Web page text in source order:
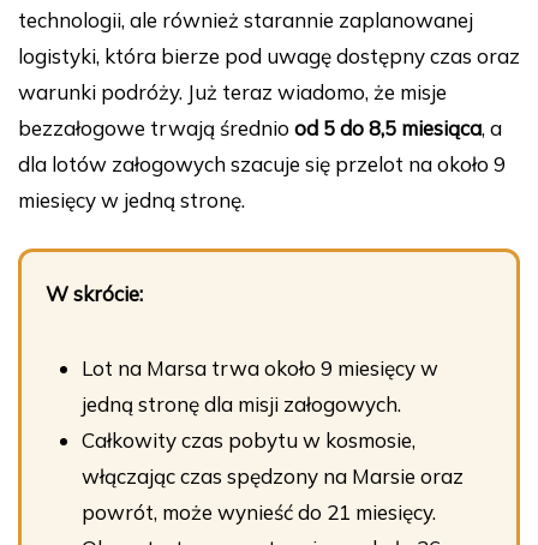
technologii, ale również starannie zaplanowanej
logistyki, która bierze pod uwagę dostępny czas oraz
warunki podróży. Już teraz wiadomo, że misje
bezzałogowe trwają średnio od 5 do 8,5 miesiąca, a
dla lotów załogowych szacuje się przelot na około 9
miesięcy w jedną stronę.
W skrócie:
Lot na Marsa trwa około 9 miesięcy w
jedną stronę dla misji załogowych.
Całkowity czas pobytu w kosmosie,
włączając czas spędzony na Marsie oraz
powrót, może wynieść do 21 miesięcy.